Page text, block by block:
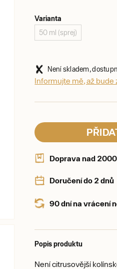
Varianta
50 ml (sprej)
Není skladem,
Informujte mě, až bude
Doprava nad
Doručení do 2 dnů
90 dní na vrácení
Popis produktu
Není citrusovější